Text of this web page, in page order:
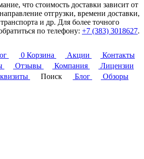
что стоимость доставки зависит от
отгрузки, времени доставки,
и др. Для более точного
по телефону: +7 (383) 3018627.
0 Корзина Акции
Контакты
Отзывы Компания
Лицензии
Поиск Блог
Обзоры